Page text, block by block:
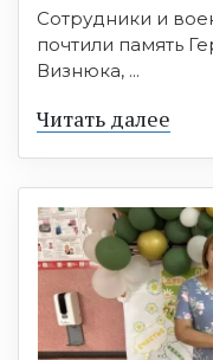
Сотрудники и
почтили память
Визнюка, ...
Читать далее